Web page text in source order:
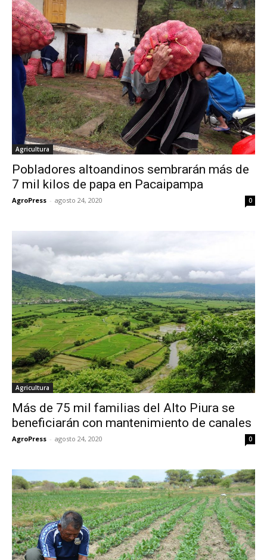
Agricultura
Pobladores altoandinos sembrarán más de
7 mil kilos de papa en Pacaipampa
AgroPress - agosto 24, 2020 0
Agricultura
Más de 75 mil familias del Alto Piura se
beneficiarán con mantenimiento de canales
AgroPress - agosto 24, 2020 0